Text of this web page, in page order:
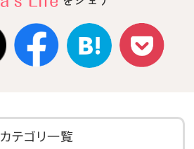
カテゴリ一覧